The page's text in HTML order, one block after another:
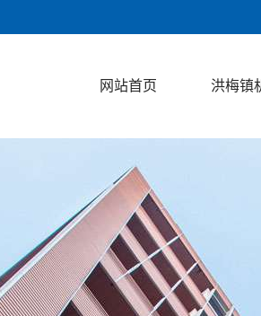
网站首页 洪梅镇